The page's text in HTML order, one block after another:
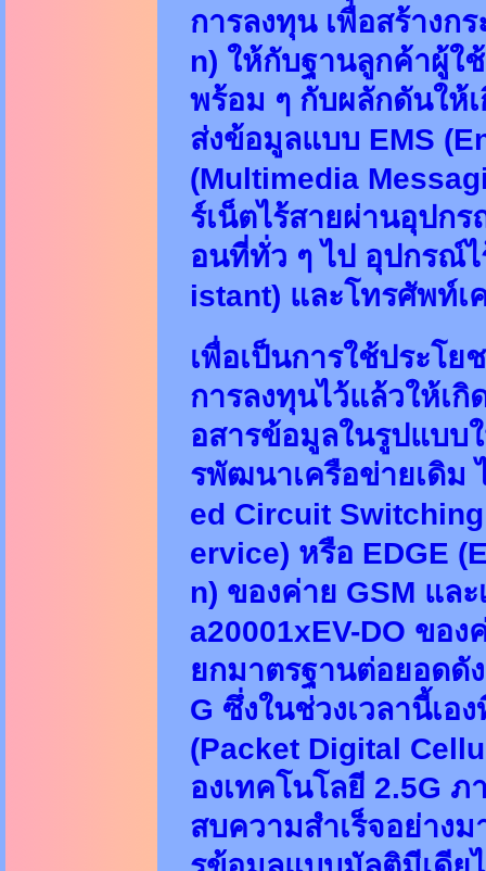
การลงทุน เพื่อสร้างก
n) ให้กับฐานลูกค้าผู้ใ
พร้อม ๆ กับผลักดันให้
ส่งข้อมูลแบบ EMS
(Multimedia
ร์เน็ตไร้สายผ่านอุปก
อนที่ทั่ว ๆ ไป อุปกรณ์ไ
istant) และโทรศัพท์เ
เพื่อเป็นการใช้ประโ
การลงทุนไว้แล้วให้เ
อสารข้อมูลในรูปแบบ
รพัฒนาเครือข่ายเดิม
ed Circuit
ervice) หรือ EDGE
n) ของค่าย GSM แล
a20001xEV-DO ขอ
ยกมาตรฐานต่อยอดดั
G ซึ่งในช่วงเวลานี้เ
(Packet Digital
องเทคโนโลยี 2.5G
สบความสำเร็จอย่าง